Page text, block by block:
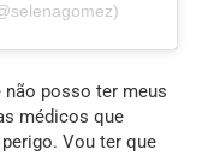
não posso ter meus
médicos que
Vou ter que